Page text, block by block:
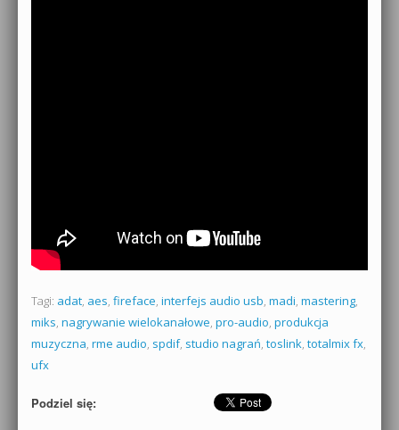
Tagi: adat, aes, fireface, interfejs audio usb, madi, mastering,
miks, nagrywanie wielokanałowe, pro-audio, produkcja
muzyczna, rme audio, spdif, studio nagrań, toslink, totalmix fx,
ufx
Podziel się: